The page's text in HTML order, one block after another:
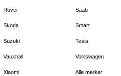
Rover Saab
Skoda Smart
Suzuki Tesla
Vauxhall Volkswagen
Xiaomi Alle merker